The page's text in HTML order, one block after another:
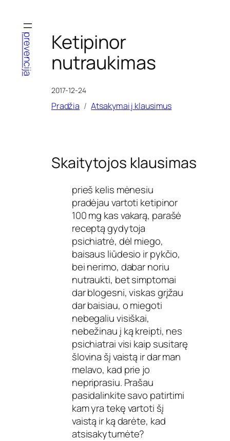
turinio
prevencija
Ketipinor
nutraukimas
2017-12-24
Pradžia Atsakymai į klausimus
Skaitytojos klausimas
prieš kelis mėnesiu
pradėjau vartoti ketipinor
100 mg kas vakarą, parašė
receptą gydytoja
psichiatrė, dėl miego,
baisaus liūdesio ir pykčio,
bei nerimo, dabar noriu
nutraukti, bet simptomai
dar blogesni, viskas grįžau
dar baisiau, o miegoti
nebegaliu visiškai,
nebežinau į ką kreipti, nes
psichiatrai visi kaip susitarę
šlovina šį vaistą ir dar man
melavo, kad prie jo
nepriprasiu. Prašau
pasidalinkite savo patirtimi
kam yra tekę vartoti šį
vaistą ir ką darėte, kad
atsisakytumėte?